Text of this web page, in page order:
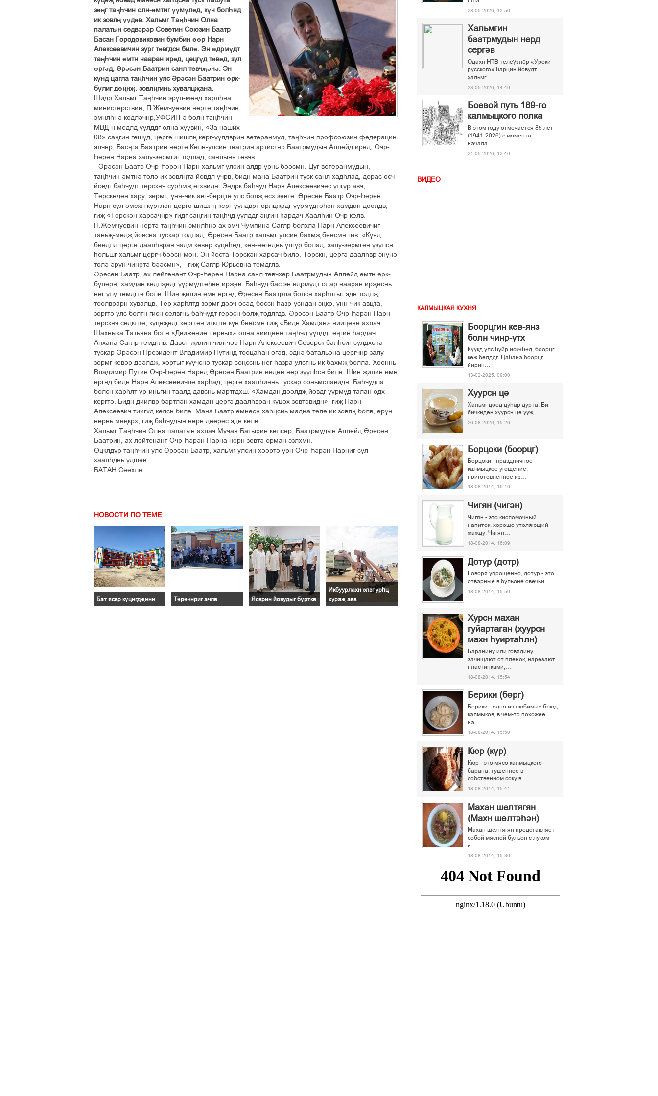
зәңг таңһчин олн-әмтиг үүмүләд, күн болһнд
ик зовлң үүдәв. Хальмг Таңһчин Олна
палатын седвәрәр Советин Союзин Баатр
Басан Городовиковин бумбин өөр Нарн
Алексеевичин зург тәвгдсн билә. Эн өдрмүдт
таңһчин әмтн нааран ирәд, цецгүд тәвәд, зул
өргәд, Әрәсән Баатрин санл тевчҗәнә. Эн
күнд цагла таңһчин улс Әрәсән Баатрин өрк-
бүлиг дөңнҗ, зовлңгинь хувалцҗана.
Шидр Хальмг Таңһчин эрүл-менд харлһна
министерствин, П.Жемчуевин нертә таңһчин
эмнлһнә көдләчнр,УФСИН-ә болн таңһчин
МВД-н медлд үүлддг олна хүүвин, «За наших
08» саңгин гешүд, цергә шишлң керг-үүлдврин ветеранмуд, таңһчин профсоюзин федерацин
элчнр, Басңга Баатрин нертә Келн-улсин театрин артистнр Баатрмудын Аллейд ирәд, Очр-
Һәрән Нарна залу-зөрмгиг тодлад, санлынь тевчв.
- Әрәсән Баатр Очр-Һәрән Нарн хальмг улсин алдр үрнь бәәсмн. Цуг ветеранмудын,
таңһчин әмтнә төлә ик зовлңта йовдл учрв, бидн мана Баатрин туск санл хадһлад, дорас өсч
йовдг баһчудт төрскнч сурһмҗ өгхвидн. Эндрк баһчуд Нарн Алексеевичәс үлгүр авч,
Төрскндән хару, зөрмг, үнн-чик авг-бәрцтә улс болҗ өсх зөвтә. Әрәсән Баатр Очр-Һәрән
Нарн сүл әмсхл күртлән цергә шишлң керг-үүлдврт орлцҗадг үүрмүдтәһән хамдан дәәлдв, -
гиҗ «Төрскән харсачнр» гидг саңгин таңһчд үүлддг әңгин һардач Хаалһин Очр келв.
П.Жемчуевин нертә таңһчин эмнлһнә ах эмч Чумпинә Саглр болхла Нарн Алексеевичиг
таньҗ-медҗ йовсна тускар тодлад, Әрәсән Баатр хальмг улсин бахмҗ бәәсмн гив. «Күнд
бәәдлд цергә даалһвран чадм кевәр күцәһәд, кен-негнднь үлгүр болад, залу-зөрмгән үзүлсн
һольшг хальмг цергч бәәсн мөн. Эн йоста Төрскән харсач билә. Төрскн, цергә даалһвр энүнә
төлә әрүн чинртә бәәсмн», - гиҗ Саглр Юрьевна темдглв.
Әрәсән Баатр, ах лейтенант Очр-Һәрән Нарна санл тевчхәр Баатрмудын Аллейд әмтн өрк-
бүләрн, хамдан көдлҗәдг үүрмүдтәһән ирҗәв. Баһчуд бас эн өдрмүдт олар нааран ирҗәснь
нег үлү темдгтә болв. Шин җилин өмн өргнд Әрәсән Баатрла болсн харһлтыг эдн тодлҗ,
тоолврарн хувалцв. Тер харһлтд зөрмг дәәч өсәд-боссн һазр-усндан эңкр, үнн-чик авцта,
зөргтә улс болтн гисн селвгнь баһчудт герәсн болҗ тодлгдв. Әрәсән Баатр Очр-Һәрән Нарн
төрскнч седклтә, күцәҗәдг кергтән итклтә күн бәәсмн гиҗ «Бидн Хамдан» ниицәнә ахлач
Шахныка Татьяна болн «Движение первых» олна ниицәнә таңһчд үүлддг әңгин һардач
Анхана Саглр темдглв. Давсн җилин чилгчәр Нарн Алексеевич Северск балһсиг сулдхсна
тускар Әрәсән Президент Владимир Путинд тооцаһан өгәд, эднә батальона цергчнр залу-
зөрмг кевәр дәәлдҗ, хортыг күүчснә тускар соңсснь нег һазра улстнь ик бахмҗ болла. Хөөннь
Владимир Путин Очр-Һәрән Нарнд Әрәсән Баатрин өөдән нер зүүлһсн билә. Шин җилин өмн
өргнд бидн Нарн Алексеевичлә харһад, цергә хаалһиннь тускар соньмславидн. Баһчудла
болсн харһлт үр-иньгин таалд давснь мартгдхш. «Хамдан дәәлдҗ йовдг үүрмүд талан одх
кергтә. Бидн диилвр бәртлән хамдан цергә даалһвран күцәх зөвтәвидн», гиҗ Нарн
Алексеевич тиигхд келсн билә. Мана Баатр әмнәсн хаһцснь мадна төлә ик зовлң болв, әрүн
нернь мөңкрх, гиҗ баһчудын нерн деерәс эдн келв.
Хальмг Таңһчин Олна палатын ахлач Мучан Батырин келсәр, Баатрмудын Аллейд Әрәсән
Баатрин, ах лейтенант Очр-Һәрән Нарна нерн зөвтә орман эзлхмн.
Өцклдүр таңһчин улс Әрәсән Баатр, хальмг улсин хәәртә үрн Очр-Һәрән Нарниг сүл
хаалһднь үдшәв.
БАТАН Сәәхлә
НОВОСТИ ПО ТЕМЕ
Бат ясвр күцәгдҗәнә Тәрәчнриг ачлв Ясврин йовудыг бүрткв
Икбуурлахн элвг урһц
хураҗ авв
28-05-2026, 12:50
Хальмгин
баатрмудын нерд
сергәв
Одахн НТВ телеүзләр «Уроки
русского» һарцин йовудт
хальмг…
23-05-2026, 14:49
Боевой путь 189-го
калмыцкого полка
В этом году отмечается 85 лет
(1941-2026) с момента
начала…
21-05-2026, 12:40
ВИДЕО
КАЛМЫЦКАЯ КУХНЯ
Боорцгин кев-янз
болн чинр-утх
Күүкд улс һуйр искәһәд, боорцг
кеҗ белддг. Цаһана боорцг
йирин…
13-02-2025, 09:00
Хуурсн ці
Хальмг ціід цуєар дурта. Би
бичкндін хуурсн ці ууљ…
26-08-2020, 15:26
Борцоки (боорцг)
Борцоки - праздничное
калмыцкое угощение,
приготовленное из…
18-08-2014, 16:16
Чигян (чигән)
Чигян - это кисломочный
напиток, хорошо утоляющий
жажду. Чигян…
18-08-2014, 16:09
Дотур (дотр)
Говоря упрощенно, дотур - это
отварные в бульоне овечьи…
18-08-2014, 15:59
Хурсн махан
гуйартаган (хуурсн
махн һуиртаһлн)
Баранину или говядину
зачищают от пленок, нарезают
пластинками,…
18-08-2014, 15:54
Берики (бөрг)
Берики - одно из любимых блюд
калмыков, в чем-то похожее
на…
18-08-2014, 15:50
Кюр (күр)
Кюр - это мясо калмыцкого
барана, тушенное в
собственном соку в…
18-08-2014, 15:41
Махан шелтягян
(Махн шөлтәһән)
Махан шелтягян представляет
собой мясной бульон с луком
и…
18-08-2014, 15:30